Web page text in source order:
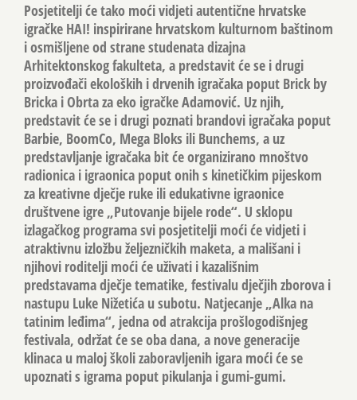
Posjetitelji će tako moći vidjeti autentične hrvatske
igračke HAI! inspirirane hrvatskom kulturnom baštinom
i osmišljene od strane studenata dizajna
Arhitektonskog fakulteta, a predstavit će se i drugi
proizvođači ekoloških i drvenih igračaka poput Brick by
Bricka i Obrta za eko igračke Adamović. Uz njih,
predstavit će se i drugi poznati brandovi igračaka poput
Barbie, BoomCo, Mega Bloks ili Bunchems, a uz
predstavljanje igračaka bit će organizirano mnoštvo
radionica i igraonica poput onih s kinetičkim pijeskom
za kreativne dječje ruke ili edukativne igraonice
društvene igre „Putovanje bijele rode“. U sklopu
izlagačkog programa svi posjetitelji moći će vidjeti i
atraktivnu izložbu željezničkih maketa, a mališani i
njihovi roditelji moći će uživati i kazališnim
predstavama dječje tematike, festivalu dječjih zborova i
nastupu Luke Nižetića u subotu. Natjecanje „Alka na
tatinim leđima“, jedna od atrakcija prošlogodišnjeg
festivala, održat će se oba dana, a nove generacije
klinaca u maloj školi zaboravljenih igara moći će se
upoznati s igrama poput pikulanja i gumi-gumi.